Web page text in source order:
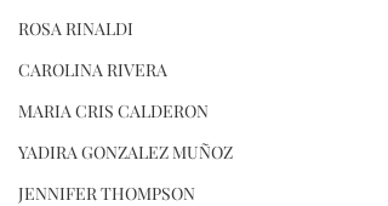
ROSA RINALDI
CAROLINA RIVERA
MARIA CRIS CALDERON
YADIRA GONZALEZ MUÑOZ
JENNIFER THOMPSON